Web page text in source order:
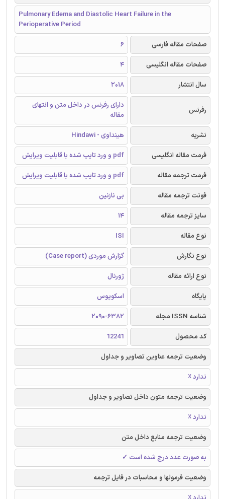
Pulmonary Edema and Diastolic Heart Failure in the
Perioperative Period
صفحات مقاله فارسی
6
صفحات مقاله انگلیسی
4
سال انتشار
2018
رفرنس
دارای رفرنس در داخل متن و انتهای
مقاله
نشریه
هینداوی - Hindawi
فرمت مقاله انگلیسی
pdf و ورد تایپ شده با قابلیت ویرایش
فرمت ترجمه مقاله
pdf و ورد تایپ شده با قابلیت ویرایش
فونت ترجمه مقاله
بی نازنین
سایز ترجمه مقاله
14
نوع مقاله
ISI
نوع نگارش
گزارش موردی (Case report)
نوع ارائه مقاله
ژورنال
پایگاه
اسکوپوس
شناسه ISSN مجله
2090-6382
کد محصول
12241
وضعیت ترجمه عناوین تصاویر و جداول
ندارد ☓
وضعیت ترجمه متون داخل تصاویر و جداول
ندارد ☓
وضعیت ترجمه منابع داخل متن
به صورت عدد درج شده است ✓
وضعیت فرمولها و محاسبات در فایل ترجمه